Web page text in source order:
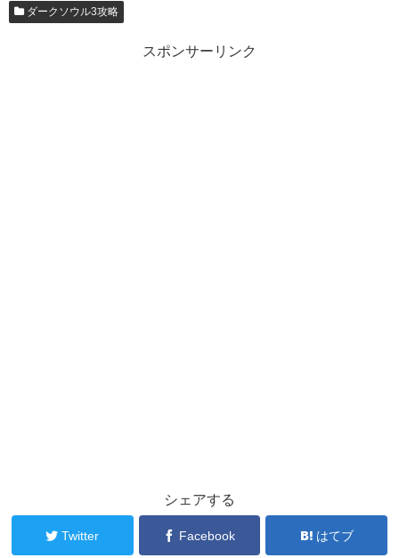
ダークソウル3攻略
スポンサーリンク
シェアする
Twitter Facebook はてブ